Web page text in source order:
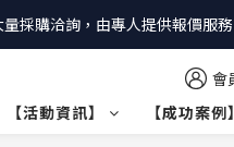
採購洽詢，由專人提供報價服
會
【活動資訊】 【成功案例】